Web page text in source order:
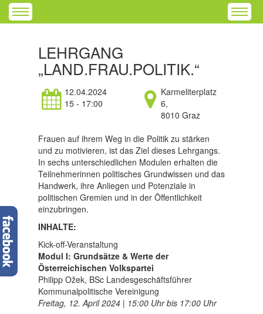
LEHRGANG
„LAND.FRAU.POLITIK.“
12.04.2024
15 - 17:00
Karmeliterplatz
6,
8010 Graz
Frauen auf ihrem Weg in die Politik zu stärken
und zu motivieren, ist das Ziel dieses Lehrgangs.
In sechs unterschiedlichen Modulen erhalten die
Teilnehmerinnen politisches Grundwissen und das
Handwerk, ihre Anliegen und Potenziale in
politischen Gremien und in der Öffentlichkeit
einzubringen.
INHALTE:
Kick-off-Veranstaltung
Modul I: Grundsätze & Werte der
Österreichischen Volkspartei
Philipp Ožek, BSc Landesgeschäftsführer
Kommunalpolitische Vereinigung
Freitag, 12. April 2024 | 15:00 Uhr bis 17:00 Uhr